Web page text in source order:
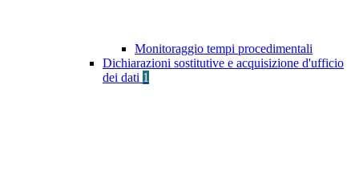
Monitoraggio tempi procedimentali
Dichiarazioni sostitutive e acquisizione d'ufficio
dei dati 1